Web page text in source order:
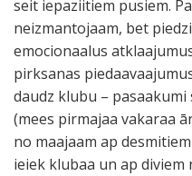
seit iepaziitiem pusiem.
neizmantojaam, bet
emocionaalus
pirksanas
daudz klubu – pasaakumi
(mees pirmajaa vakaraa
no maajaam ap
ieiek klubaa un ap